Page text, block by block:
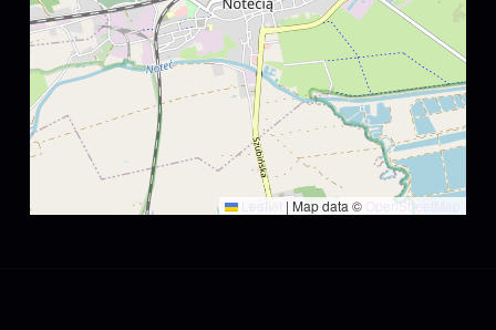
Leaflet | Map data © OpenStreetMap